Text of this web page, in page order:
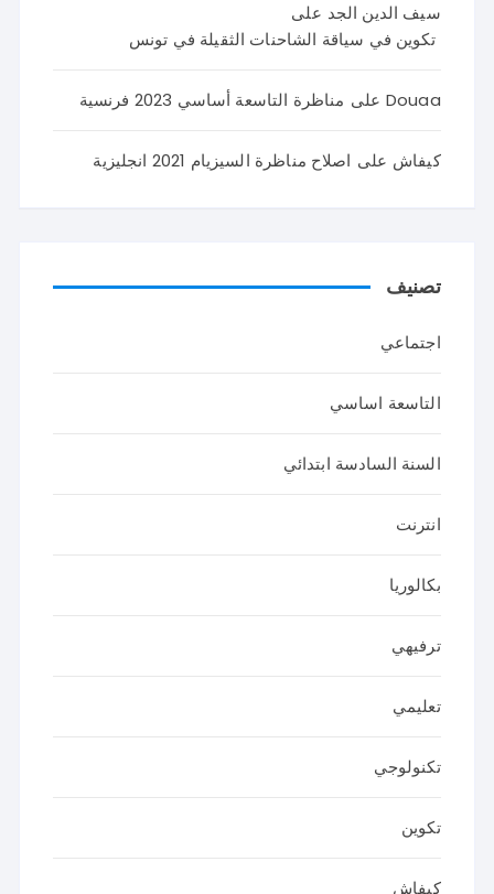
سيف الدين الجد على
تكوين في سياقة الشاحنات الثقيلة في تونس
Douaa على مناظرة التاسعة أساسي 2023 فرنسية
كيفاش على اصلاح مناظرة السيزيام 2021 انجليزية
تصنيف
اجتماعي
التاسعة اساسي
السنة السادسة ابتدائي
انترنت
بكالوريا
ترفيهي
تعليمي
تكنولوجي
تكوين
كيفاش